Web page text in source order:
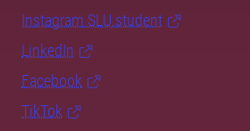
Instagram SLU.student
LinkedIn
Facebook
TikTok